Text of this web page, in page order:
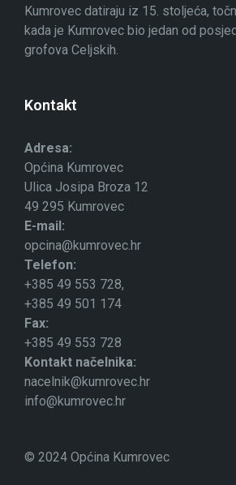
Kumrovec datiraju iz 15. stoljeća,
kada je Kumrovec bio jedan od
grofova Celjskih.
Kontakt
Adresa:
Općina Kumrovec
Ulica Josipa Broza 12
49 295 Kumrovec
E-mail:
opcina@kumrovec.hr
Telefon:
+385 49 553 728,
+385 49 501 174
Fax:
+385 49 553 728
Kontakt načelnika:
nacelnik@kumrovec.hr
info@kumrovec.hr
© 2024 Općina Kumrovec